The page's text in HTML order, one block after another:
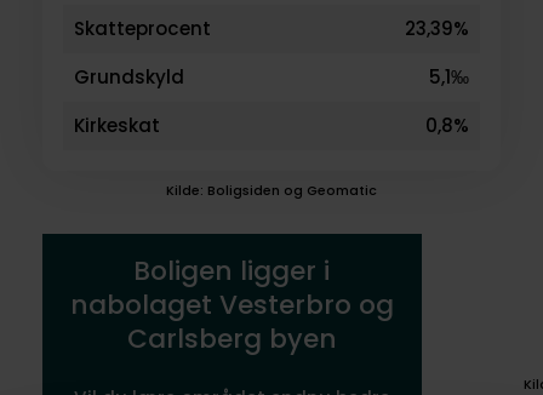
Skatteprocent
23,39%
Grundskyld
5,1‰
Kirkeskat
0,8%
Kilde: Boligsiden og Geomatic
Boligen ligger i
nabolaget Vesterbro og
Carlsberg byen